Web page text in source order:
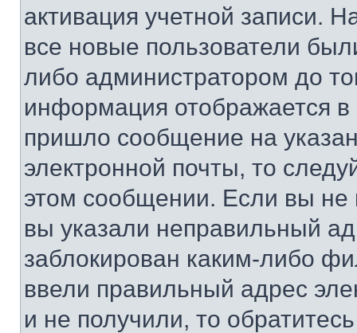
активация учетной записи.
все новые пользователи
либо администратором до
информация отображается
пришло сообщение на
электронной почты, то
этом сообщении. Если вы
вы указали неправильный
заблокирован каким-либо
ввели правильный адрес
и не получили, то